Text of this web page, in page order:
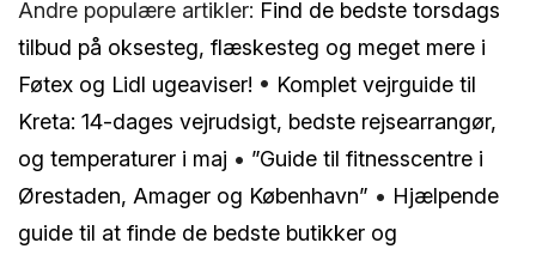
Andre populære artikler: Find de bedste torsdags
tilbud på oksesteg, flæskesteg og meget mere i
Føtex og Lidl ugeaviser! • Komplet vejrguide til
Kreta: 14-dages vejrudsigt, bedste rejsearrangør,
og temperaturer i maj • ”Guide til fitnesscentre i
Ørestaden, Amager og København” • Hjælpende
guide til at finde de bedste butikker og